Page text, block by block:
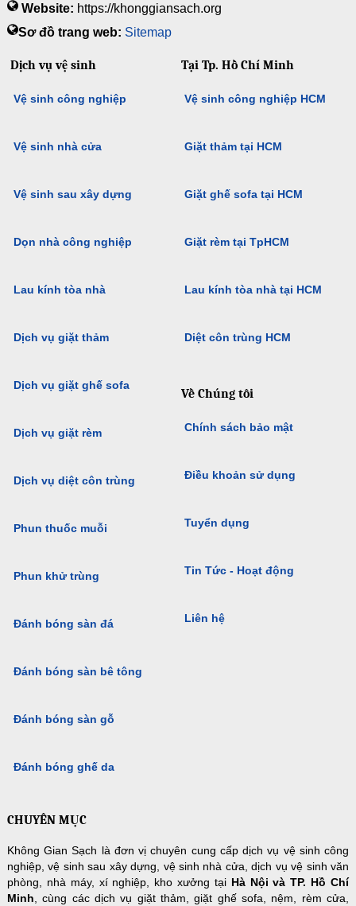
Website: https://khonggiansach.org
Sơ đồ trang web: Sitemap
Dịch vụ vệ sinh
Vệ sinh công nghiệp
Vệ sinh nhà cửa
Vệ sinh sau xây dựng
Dọn nhà công nghiệp
Lau kính tòa nhà
Dịch vụ giặt thảm
Dịch vụ giặt ghế sofa
Dịch vụ giặt rèm
Dịch vụ diệt côn trùng
Phun thuốc muỗi
Phun khử trùng
Đánh bóng sàn đá
Đánh bóng sàn bê tông
Đánh bóng sàn gỗ
Đánh bóng ghế da
Tại Tp. Hồ Chí Minh
Vệ sinh công nghiệp HCM
Giặt thảm tại HCM
Giặt ghế sofa tại HCM
Giặt rèm tại TpHCM
Lau kính tòa nhà tại HCM
Diệt côn trùng HCM
Về Chúng tôi
Chính sách bảo mật
Điều khoản sử dụng
Tuyển dụng
Tin Tức - Hoạt động
Liên hệ
CHUYÊN MỤC
Không Gian Sạch là đơn vị chuyên cung cấp dịch vụ vệ sinh công
nghiệp, vệ sinh sau xây dựng, vệ sinh nhà cửa, dịch vụ vệ sinh văn
phòng, nhà máy, xí nghiệp, kho xưởng tại Hà Nội và TP. Hồ Chí
Minh , cùng các dịch vụ giặt thảm, giặt ghế sofa, nệm, rèm cửa,